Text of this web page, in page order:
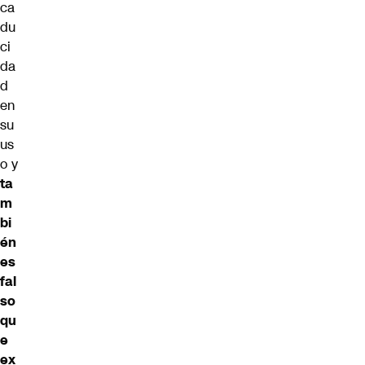
ca
du
ci
da
d
en
su
us
o y
ta
m
bi
én
es
fal
so
qu
e
ex